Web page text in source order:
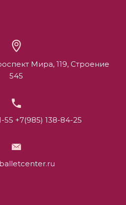
Мира, 119, Строение
545
55 +7(985) 138-84-25